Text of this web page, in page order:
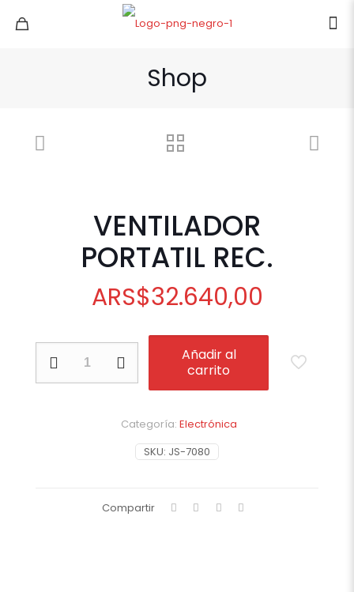
Shop
VENTILADOR
PORTATIL REC.
ARS$32.640,00
PORTATIL
REC.
Añadir al
carrito
SKU: JS-7080
Categoría: Electrónica
Compartir